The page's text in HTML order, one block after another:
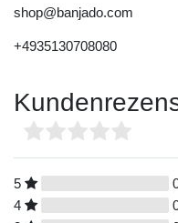
shop@banjado.com
+4935130708080
5
4